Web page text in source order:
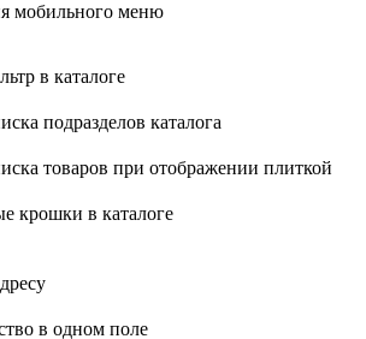
мобильного меню
в каталоге
подразделов каталога
товаров при отображении плиткой
крошки в каталоге
в одном поле